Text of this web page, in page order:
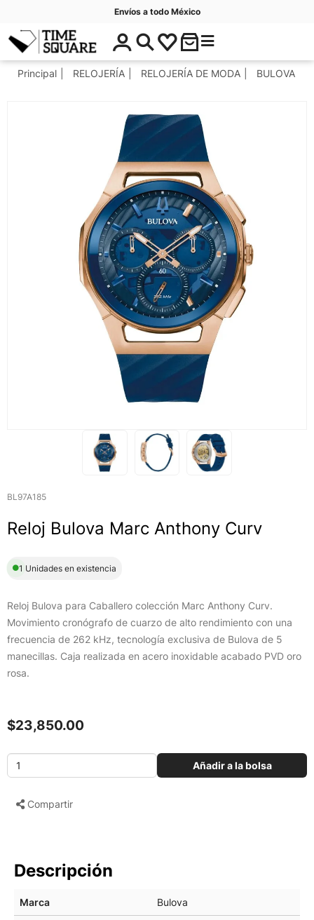
Envíos a todo México
Timesquare
$
0
.
C
t
r
s
Principal RELOJERÍA RELOJERÍA DE MODA BULOVA
BL97A185
Reloj Bulova Marc Anthony Curv
1 Unidades en existencia
Reloj Bulova para Caballero colección Marc Anthony Curv.
Movimiento cronógrafo de cuarzo de alto rendimiento con una
frecuencia de 262 kHz, tecnología exclusiva de Bulova de 5
manecillas. Caja realizada en acero inoxidable acabado PVD oro
rosa.
$23,850.00
Añadir a la bolsa
Compartir
Descripción
Marca Bulova